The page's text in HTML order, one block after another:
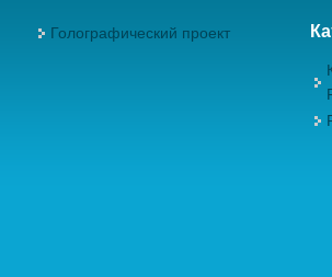
Голографический проект